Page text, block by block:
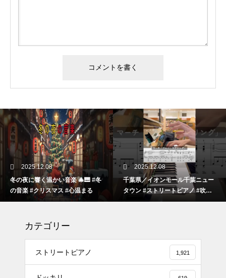
2025.12.08
冬の夜に響く温かい音楽 🎄🎹 #冬
の音楽 #クリスマス #心温まる
2025.12.08
千葉県／イオンモール千葉ニュー
タウン #ストリートピアノ #吹奏
楽
カテゴリー
ストリートピアノ 1,921